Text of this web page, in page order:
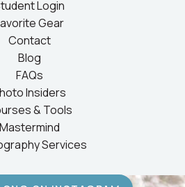
Login
Gear
Contact
Blog
FAQs
Insiders
& Tools
Mastermind
Services